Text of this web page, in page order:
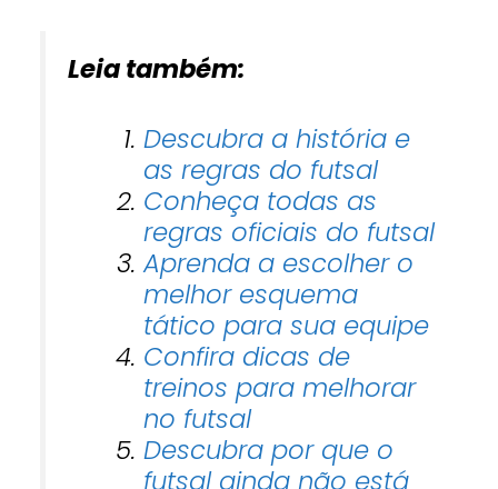
Leia também:
Descubra a história e
as regras do futsal
Conheça todas as
regras oficiais do futsal
Aprenda a escolher o
melhor esquema
tático para sua equipe
Confira dicas de
treinos para melhorar
no futsal
Descubra por que o
futsal ainda não está